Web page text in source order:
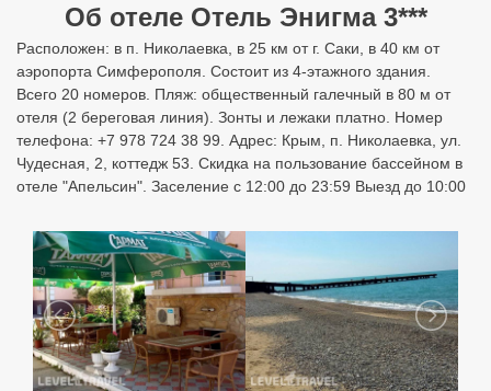
Об отеле Отель Энигма 3***
Расположен: в п. Николаевка, в 25 км от г. Саки, в 40 км от
аэропорта Симферополя. Состоит из 4-этажного здания.
Всего 20 номеров. Пляж: общественный галечный в 80 м от
отеля (2 береговая линия). Зонты и лежаки платно. Номер
телефона: +7 978 724 38 99. Адрес: Крым, п. Николаевка, ул.
Чудесная, 2, коттедж 53. Скидка на пользование бассейном в
отеле "Апельсин". Заселение с 12:00 до 23:59 Выезд до 10:00